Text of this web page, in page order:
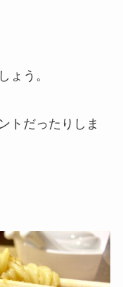
ょう。
トだったりしま